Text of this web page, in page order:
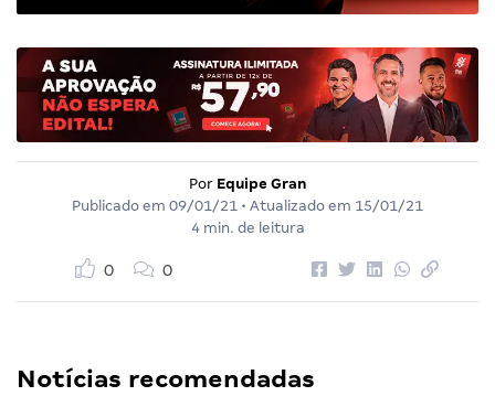
Por Equipe Gran
Publicado em 09/01/21 • Atualizado em 15/01/21
4 min. de leitura
0 0
Notícias recomendadas